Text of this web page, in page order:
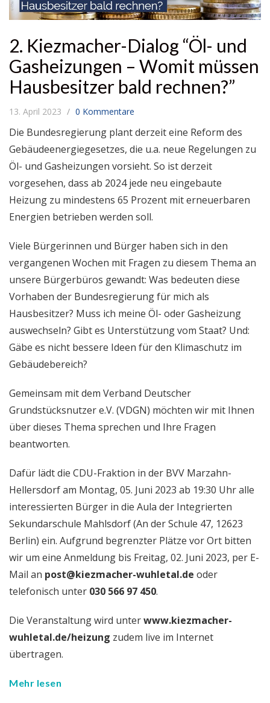
2. Kiezmacher-Dialog “Öl- und
Gasheizungen – Womit müssen
Hausbesitzer bald rechnen?”
13. April 2023 0 Kommentare
Die Bundesregierung plant derzeit eine Reform des
Gebäudeenergiegesetzes, die u.a. neue Regelungen zu
Öl- und Gasheizungen vorsieht. So ist derzeit
vorgesehen, dass ab 2024 jede neu eingebaute
Heizung zu mindestens 65 Prozent mit erneuerbaren
Energien betrieben werden soll.
Viele Bürgerinnen und Bürger haben sich in den
vergangenen Wochen mit Fragen zu diesem Thema an
unsere Bürgerbüros gewandt: Was bedeuten diese
Vorhaben der Bundesregierung für mich als
Hausbesitzer? Muss ich meine Öl- oder Gasheizung
auswechseln? Gibt es Unterstützung vom Staat? Und:
Gäbe es nicht bessere Ideen für den Klimaschutz im
Gebäudebereich?
Gemeinsam mit dem Verband Deutscher
Grundstücksnutzer e.V. (VDGN) möchten wir mit Ihnen
über dieses Thema sprechen und Ihre Fragen
beantworten.
Dafür lädt die CDU-Fraktion in der BVV Marzahn-
Hellersdorf am Montag, 05. Juni 2023 ab 19:30 Uhr alle
interessierten Bürger in die Aula der Integrierten
Sekundarschule Mahlsdorf (An der Schule 47, 12623
Berlin) ein. Aufgrund begrenzter Plätze vor Ort bitten
wir um eine Anmeldung bis Freitag, 02. Juni 2023, per E-
Mail an post@kiezmacher-wuhletal.de oder
telefonisch unter 030 566 97 450.
Die Veranstaltung wird unterwww.kiezmacher-
wuhletal.de/heizung zudem live im Internet
übertragen.
Mehr lesen